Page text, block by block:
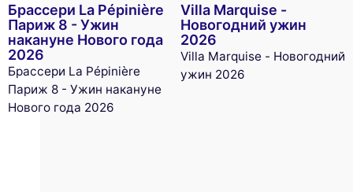
Брассери La Pépinière
Париж 8 - Ужин
накануне Нового года
2026
Брассери La Pépinière
Париж 8 - Ужин накануне
Нового года 2026
Villa Marquise -
Новогодний ужин
2026
Villa Marquise - Новогодний
ужин 2026